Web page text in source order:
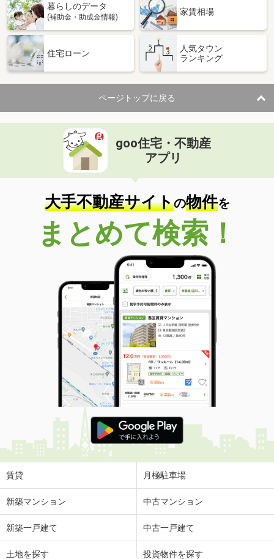
暮らしのデータ
(補助金・助成金情報)
家賃相場
住宅ローン
人気タウン
ランキング
ページトップに戻る
goo住宅・不動産
アプリ
大手不動産サイトの物件を
まとめて検索！
賃貸 月極駐車場
新築マンション 中古マンション
新築一戸建て 中古一戸建て
土地を探す 投資物件を探す